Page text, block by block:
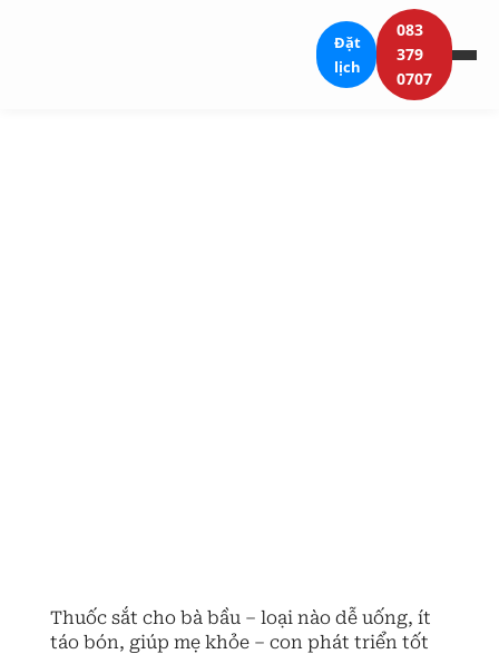
Đặt
lịch
083
379
0707
Thuốc sắt cho bà bầu – loại nào dễ uống, ít
táo bón, giúp mẹ khỏe – con phát triển tốt